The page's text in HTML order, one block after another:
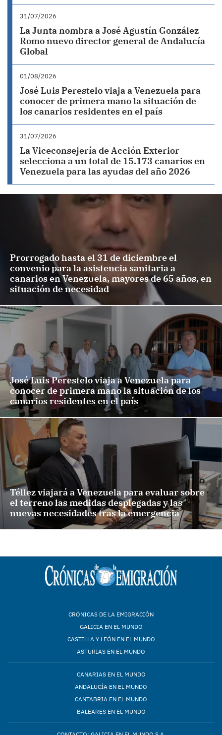
31/07/2026
La Junta nombra a José Agustín González
Romo nuevo director general de Andalucía
Global
01/08/2026
José Luis Perestelo viaja a Venezuela para
conocer de primera mano la situación de
los canarios residentes en el país
31/07/2026
La Viceconsejería de Acción Exterior
selecciona a un total de 15.173 canarios en
Venezuela para las ayudas del año 2026
Prorrogado hasta el 31 de diciembre el
convenio para la asistencia sanitaria a
canarios en Venezuela, mayores de 65 años, en
situación de necesidad
José Luis Perestelo viaja a Venezuela para
conocer de primera mano la situación de los
canarios residentes en el país
Téllez viajará a Venezuela para evaluar sobre
el terreno las medidas desplegadas y las
nuevas necesidades tras la emergencia
CRÓNICAS DE LA EMIGRACIÓN
GALICIA EN EL MUNDO
CASTILLA Y LEÓN EN EL MUNDO
ASTURIAS EN EL MUNDO
CANARIAS EN EL MUNDO
ANDALUCÍA EN EL MUNDO
CANTABRIA EN EL MUNDO
BALEARES EN EL MUNDO